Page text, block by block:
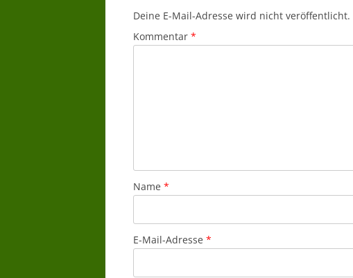
Deine E-Mail-Adresse wird nicht veröffentlicht.
Kommentar *
Name *
E-Mail-Adresse *